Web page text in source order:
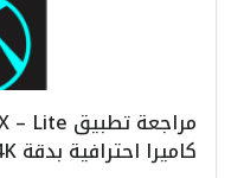
كاميرا احترافية بدقة 4K